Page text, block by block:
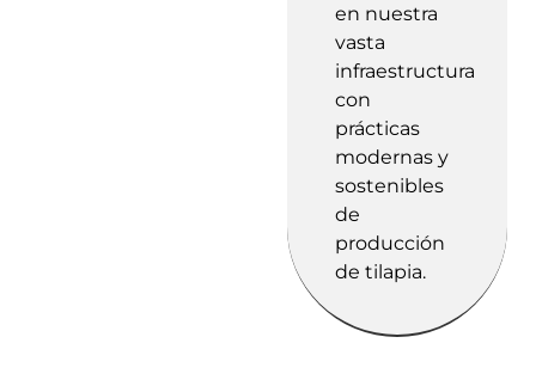
en nuestra
vasta
infraestructura
con
prácticas
modernas y
sostenibles
de
producción
de tilapia.